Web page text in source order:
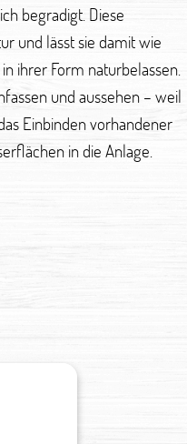
begradigt. Diese
und lässt sie damit wie
ihrer Form naturbelassen.
und aussehen – weil
Einbinden vorhandener
in die Anlage.